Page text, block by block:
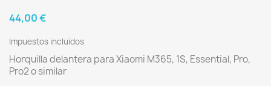
44,00 €
Impuestos incluidos
Horquilla delantera para Xiaomi M365, 1S, Essential, Pro,
Pro2 o similar